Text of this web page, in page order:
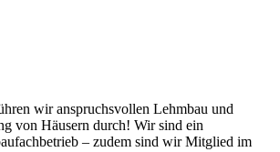
wir anspruchsvollen Lehmbau und
von Häusern durch! Wir sind ein
– zudem sind wir Mitglied im